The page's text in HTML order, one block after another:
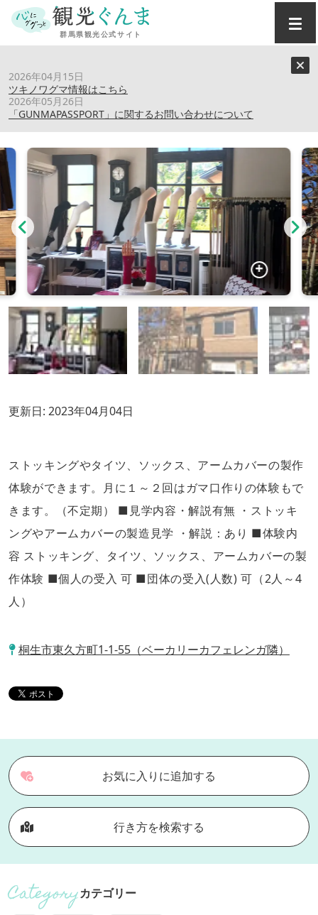
2026年04月15日
ツキノワグマ情報はこちら
2026年05月26日
「GUNMAPASSPORT」に関するお問い合わせについて
USUI AKIKO GALLERY
更新日: 2023年04月04日
ストッキングやタイツ、ソックス、アームカバーの製作
体験ができます。月に１～２回はガマ口作りの体験もで
きます。（不定期） ■見学内容・解説有無 ・ストッキ
ングやアームカバーの製造見学 ・解説：あり ■体験内
容 ストッキング、タイツ、ソックス、アームカバーの製
作体験 ■個人の受入 可 ■団体の受入(人数) 可（2人～4
人）
桐生市東久方町1-1-55（ベーカリーカフェレンガ隣）
お気に入りに追加する
行き方を検索する
カテゴリー